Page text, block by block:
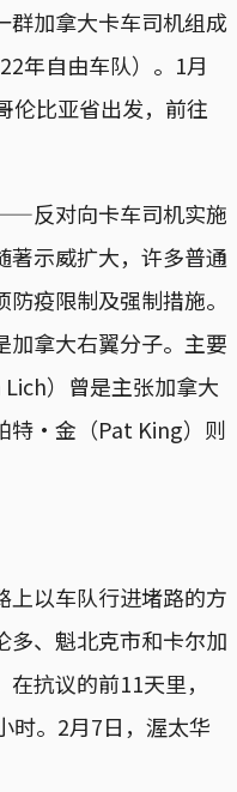
群加拿大卡车司机组成
年自由车队）。1月
伦比亚省出发，前往
反对向卡车司机实施
著示威扩大，许多普通
疫限制及强制措施。
加拿大右翼分子。主要
）曾是主张加拿大
特·金（Pat King）则
以车队行进堵路的方
多、魁北克市和卡尔加
抗议的前11天里，
时。2月7日，渥太华